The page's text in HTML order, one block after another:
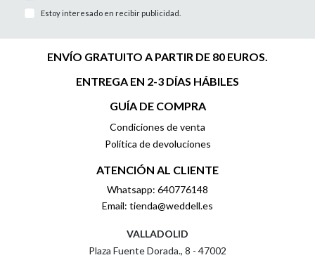
Estoy interesado en recibir publicidad.
ENVÍO GRATUITO A PARTIR DE 80 EUROS.
ENTREGA EN 2-3 DÍAS HÁBILES
GUÍA DE COMPRA
Condiciones de venta
Política de devoluciones
ATENCIÓN AL CLIENTE
Whatsapp: 640776148
Email: tienda@weddell.es
VALLADOLID
Plaza Fuente Dorada., 8 - 47002